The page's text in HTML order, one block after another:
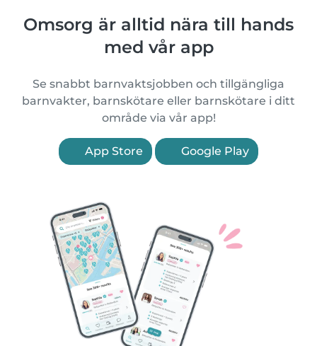
Omsorg är alltid nära till hands
med vår app
Se snabbt barnvaktsjobben och tillgängliga
barnvakter, barnskötare eller barnskötare i ditt
område via vår app!
App Store Google Play